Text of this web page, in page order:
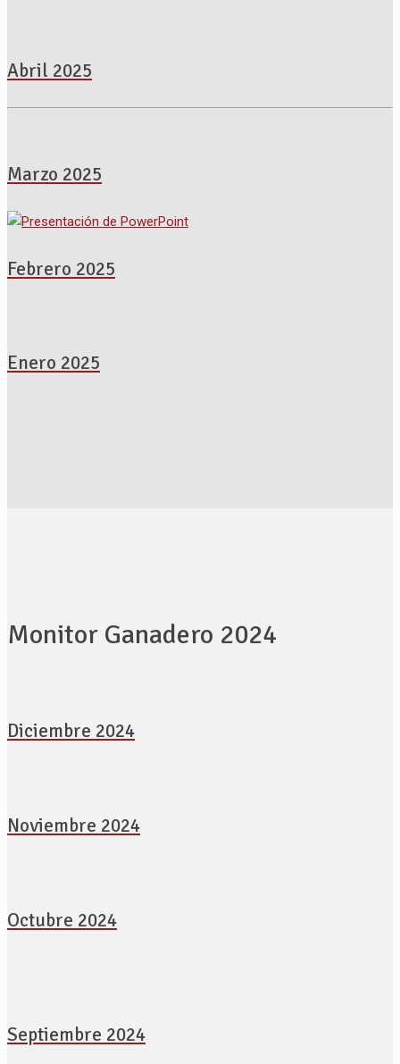
Abril 2025
Marzo 2025
Febrero 2025
Enero 2025
Monitor Ganadero 2024
Diciembre 2024
Noviembre 2024
Octubre 2024
Septiembre 2024